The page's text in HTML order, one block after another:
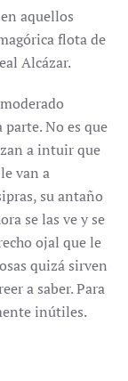
aquellos
flota de
Alcázar.
No es que
a intuir que
van a
su antaño
se las ve y se
ojal que le
quizá sirven
a saber. Para
inútiles.